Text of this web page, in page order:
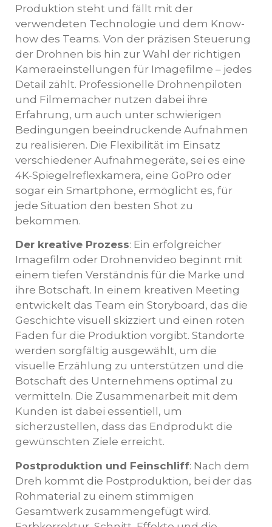
Produktion steht und fällt mit der
verwendeten Technologie und dem Know-
how des Teams. Von der präzisen Steuerung
der Drohnen bis hin zur Wahl der richtigen
Kameraeinstellungen für Imagefilme – jedes
Detail zählt. Professionelle Drohnenpiloten
und Filmemacher nutzen dabei ihre
Erfahrung, um auch unter schwierigen
Bedingungen beeindruckende Aufnahmen
zu realisieren. Die Flexibilität im Einsatz
verschiedener Aufnahmegeräte, sei es eine
4K-Spiegelreflexkamera, eine GoPro oder
sogar ein Smartphone, ermöglicht es, für
jede Situation den besten Shot zu
bekommen.
Der kreative Prozess: Ein erfolgreicher
Imagefilm oder Drohnenvideo beginnt mit
einem tiefen Verständnis für die Marke und
ihre Botschaft. In einem kreativen Meeting
entwickelt das Team ein Storyboard, das die
Geschichte visuell skizziert und einen roten
Faden für die Produktion vorgibt. Standorte
werden sorgfältig ausgewählt, um die
visuelle Erzählung zu unterstützen und die
Botschaft des Unternehmens optimal zu
vermitteln. Die Zusammenarbeit mit dem
Kunden ist dabei essentiell, um
sicherzustellen, dass das Endprodukt die
gewünschten Ziele erreicht.
Postproduktion und Feinschliff: Nach dem
Dreh kommt die Postproduktion, bei der das
Rohmaterial zu einem stimmigen
Gesamtwerk zusammengefügt wird.